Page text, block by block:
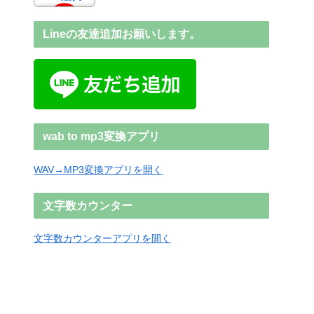
Lineの友達追加お願いします。
wab to mp3変換アプリ
WAV→MP3変換アプリを開く
文字数カウンター
文字数カウンターアプリを開く